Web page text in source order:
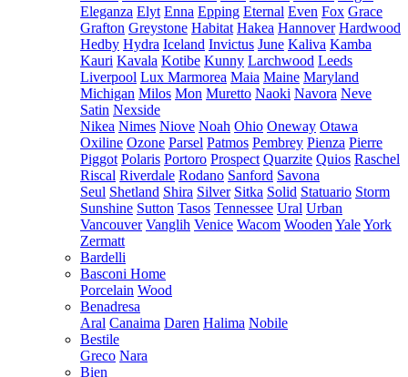
Eleganza Elyt Enna Epping Eternal Even Fox Grace
Grafton Greystone Habitat Hakea Hannover Hardwood
Hedby Hydra Iceland Invictus June Kaliva Kamba
Kauri Kavala Kotibe Kunny Larchwood Leeds
Liverpool Lux Marmorea Maia Maine Maryland
Michigan Milos Mon Muretto Naoki Navora Neve
Satin Nexside
Nikea Nimes Niove Noah Ohio Oneway Otawa
Oxiline Ozone Parsel Patmos Pembrey Pienza Pierre
Piggot Polaris Portoro Prospect Quarzite Quios Raschel
Riscal Riverdale Rodano Sanford Savona
Seul Shetland Shira Silver Sitka Solid Statuario Storm
Sunshine Sutton Tasos Tennessee Ural Urban
Vancouver Vanglih Venice Wacom Wooden YaleYork
Zermatt
Bardelli
Basconi Home
Porcelain Wood
Benadresa
Aral Canaima Daren Halima Nobile
Bestile
Greco Nara
Bien